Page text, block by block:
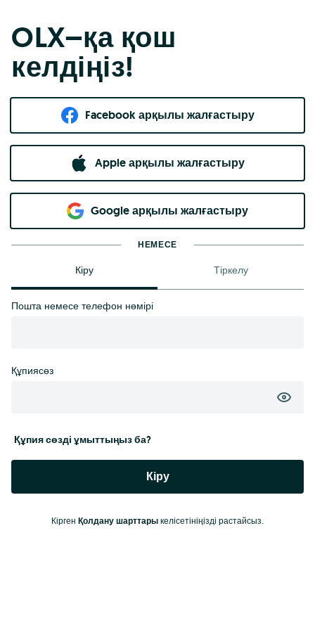
OLX–қа қош
келдіңіз!
Facebook арқылы жалғастыру
Apple арқылы жалғастыру
Google арқылы жалғастыру
НЕМЕСЕ
Кіру Тіркелу
Пошта немесе телефон нөмірі
Құпиясөз
Құпия сөзді ұмыттыңыз ба?
Кіру
Кірген Қолдану шарттары келісетініңізді растайсыз.